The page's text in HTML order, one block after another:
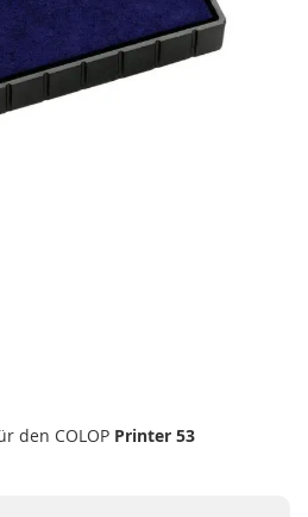
den COLOP Printer 53